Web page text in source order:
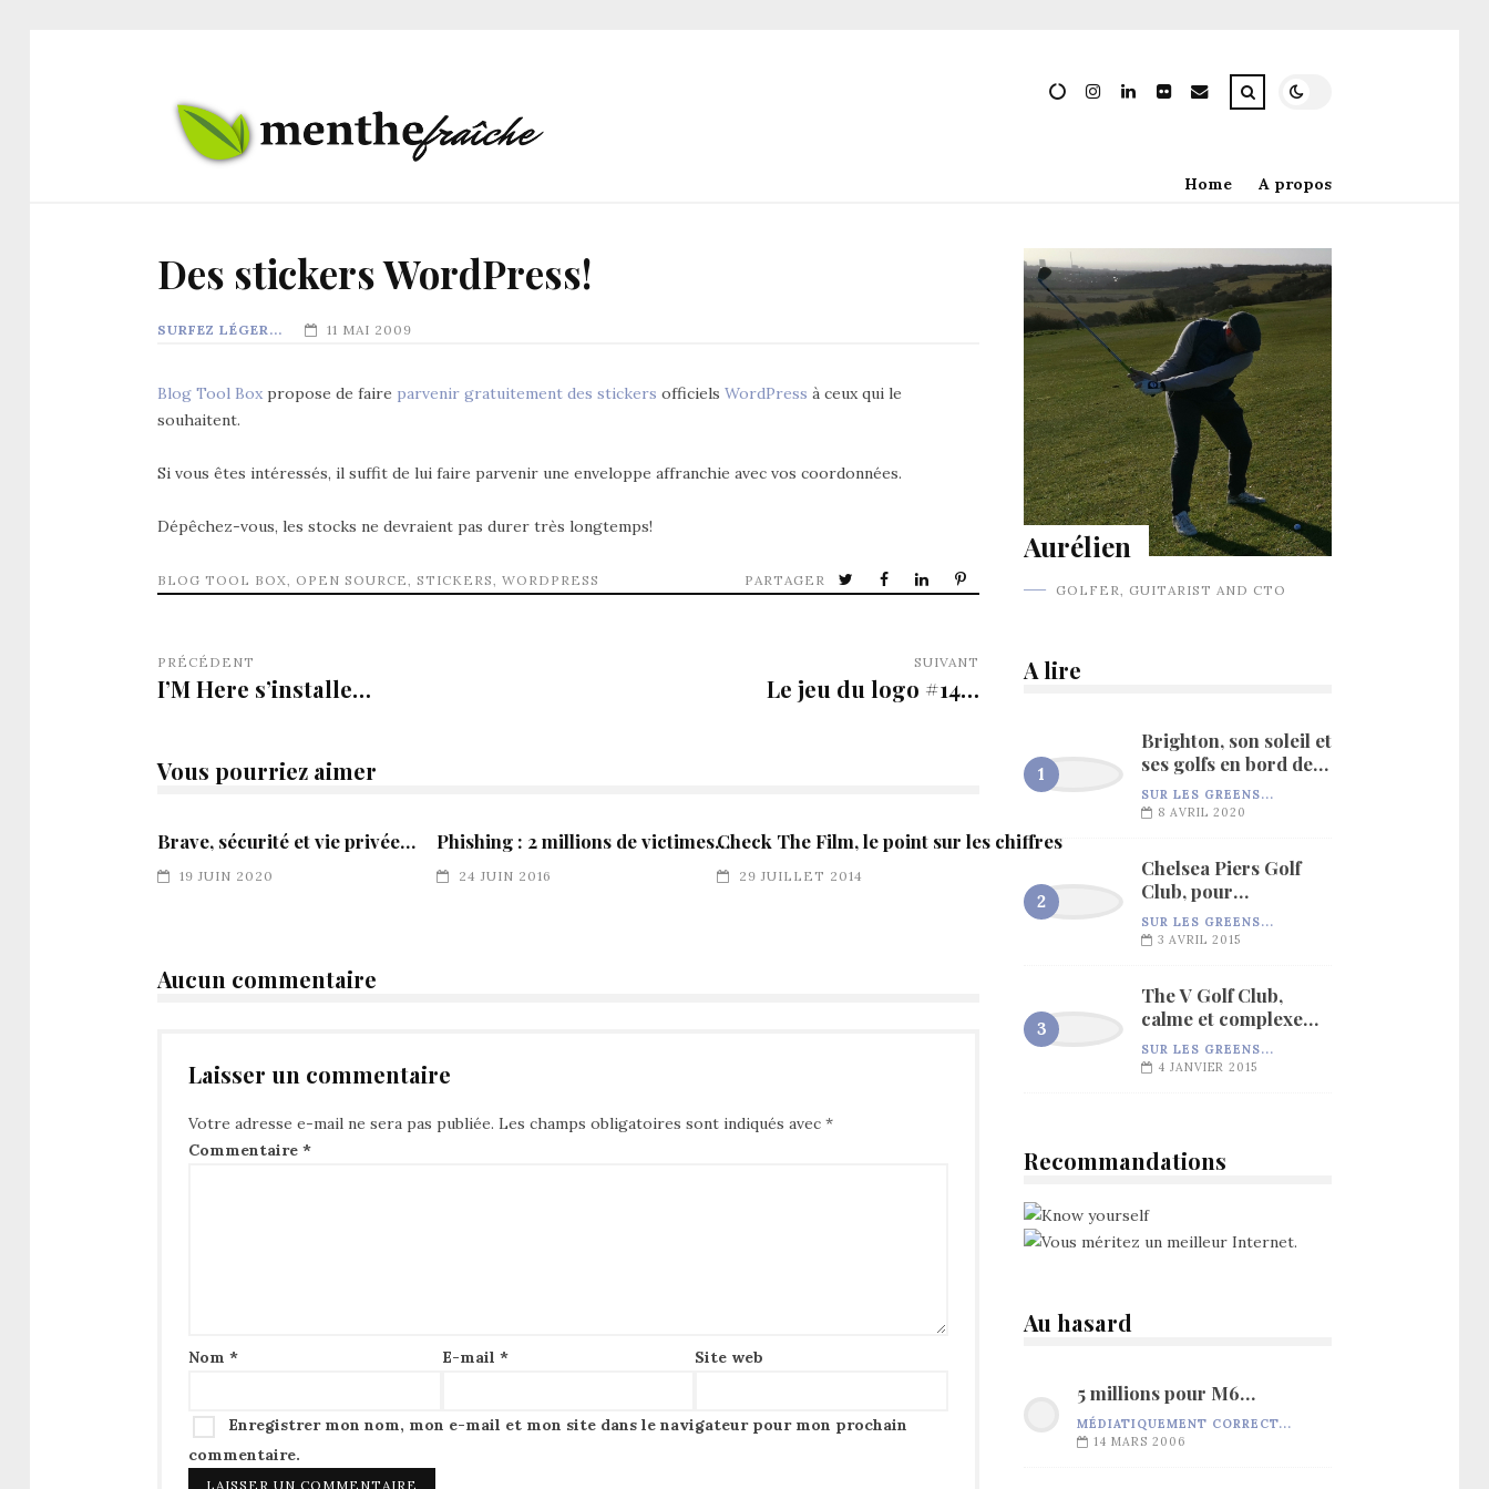
Home A propos
Des stickers WordPress!
SURFEZ LÉGER... 11 MAI 2009
Blog Tool Box propose de faire parvenir gratuitement des stickers officiels WordPress à ceux qui le
souhaitent.
Si vous êtes intéressés, il suffit de lui faire parvenir une enveloppe affranchie avec vos coordonnées.
Dépêchez-vous, les stocks ne devraient pas durer très longtemps!
BLOG TOOL BOX OPEN SOURCE STICKERS WORDPRESS PARTAGER
PRÉCÉDENT
I’M Here s’installe…
SUIVANT
Le jeu du logo #14…
Vous pourriez aimer
Brave, sécurité et vie privée…
19 JUIN 2020
Phishing : 2 millions de victimes…
24 JUIN 2016
Check The Film, le point sur les chiffres
29 JUILLET 2014
Aucun commentaire
Laisser un commentaire
Votre adresse e-mail ne sera pas publiée. Les champs obligatoires sont indiqués avec *
Commentaire *
Nom * E-mail * Site web
Enregistrer mon nom, mon e-mail et mon site dans le navigateur pour mon prochain
commentaire.
Aurélien
GOLFER, GUITARIST AND CTO
A lire
Brighton, son soleil et
ses golfs en bord de
mer…
SUR LES GREENS...
8 AVRIL 2020
Chelsea Piers Golf
Club, pour
l’entraînement…
SUR LES GREENS...
3 AVRIL 2015
The V Golf Club,
calme et complexe…
SUR LES GREENS...
4 JANVIER 2015
Recommandations
Au hasard
5 millions pour M6…
MÉDIATIQUEMENT CORRECT...
14 MARS 2006